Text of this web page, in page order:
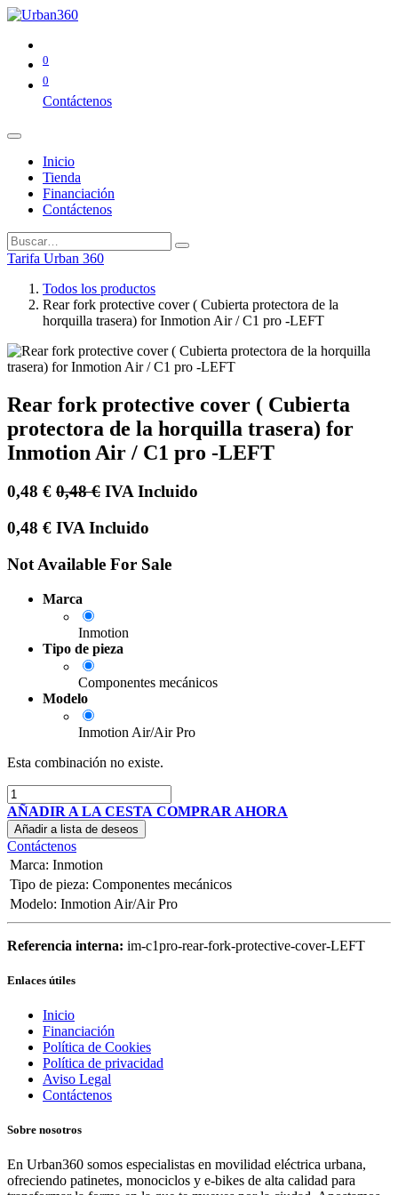
0
0
Contáctenos
Inicio
Tienda
Financiación
Contáctenos
Tarifa Urban 360
Todos los productos
Rear fork protective cover ( Cubierta protectora de la
horquilla trasera) for Inmotion Air / C1 pro -LEFT
Rear fork protective cover ( Cubierta
protectora de la horquilla trasera) for
Inmotion Air / C1 pro -LEFT
0,48 € 0,48€ IVA Incluido
0,48 € IVA Incluido
Not Available For Sale
Marca
Inmotion
Tipo de pieza
Componentes mecánicos
Modelo
Inmotion Air/Air Pro
Esta combinación no existe.
AÑADIR A LA CESTA COMPRAR AHORA
Añadir a lista de deseos
Contáctenos
Marca: Inmotion
Tipo de pieza: Componentes mecánicos
Modelo: Inmotion Air/Air Pro
Referencia interna: im-c1pro-rear-fork-protective-cover-LEFT
Enlaces útiles
Inicio
Financiación
Política de Cookies
Política de privacidad
Aviso Legal
Contáctenos
Sobre nosotros
En Urban360 somos especialistas en movilidad eléctrica urbana,
ofreciendo patinetes, monociclos y e-bikes de alta calidad para